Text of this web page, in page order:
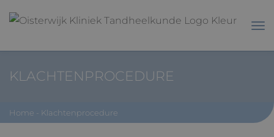
KLACHTENPROCEDURE
Home - Klachtenprocedure